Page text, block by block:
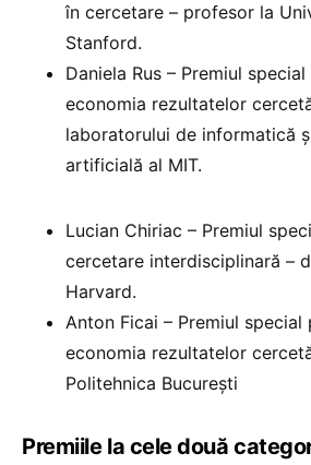
în cercetare – profesor la
Stanford.
Daniela Rus – Premiul
economia rezultatelor
laboratorului de informatică
artificială al MIT.
Lucian Chiriac – Premiul
cercetare interdisciplinară –
Harvard.
Anton Ficai – Premiul
economia rezultatelor
Politehnica București
Premiile la cele două